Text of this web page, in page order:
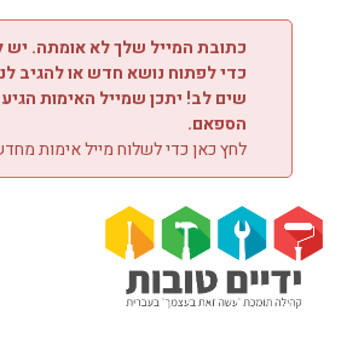
דילוג לתוכן
כתובת המייל שלך לא אומתה. יש
כדי לפתוח נושא חדש או להגיב
שים לב! יתכן שמייל האימות
הספאם.
לחץ כאן כדי לשלוח מייל אימות